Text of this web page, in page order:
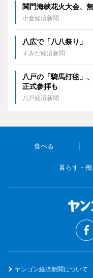
関門海峡花火大会、
小倉経済新聞
八広で「八八祭り」
すみだ経済新聞
八戸の「騎馬打毬」
正式参拝も
八戸経済新聞
食べる
暮らす・働
ヤンゴン経済新聞について